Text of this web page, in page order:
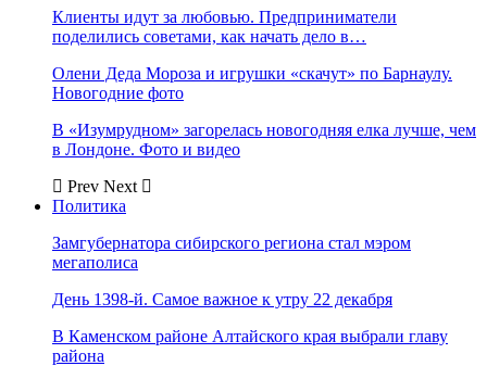
Клиенты идут за любовью. Предприниматели
поделились советами, как начать дело в…
Олени Деда Мороза и игрушки «скачут» по Барнаулу.
Новогодние фото
В «Изумрудном» загорелась новогодняя елка лучше, чем
в Лондоне. Фото и видео
Prev Next
Политика
Замгубернатора сибирского региона стал мэром
мегаполиса
День 1398-й. Самое важное к утру 22 декабря
В Каменском районе Алтайского края выбрали главу
района